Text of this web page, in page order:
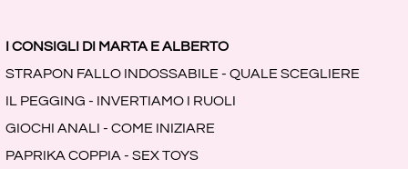
I CONSIGLI DI MARTA E ALBERTO
STRAPON FALLO INDOSSABILE - QUALE SCEGLIERE
IL PEGGING - INVERTIAMO I RUOLI
GIOCHI ANALI - COME INIZIARE
PAPRIKA COPPIA - SEX TOYS